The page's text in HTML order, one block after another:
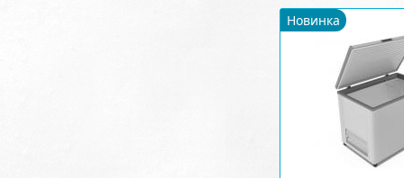
Новинка